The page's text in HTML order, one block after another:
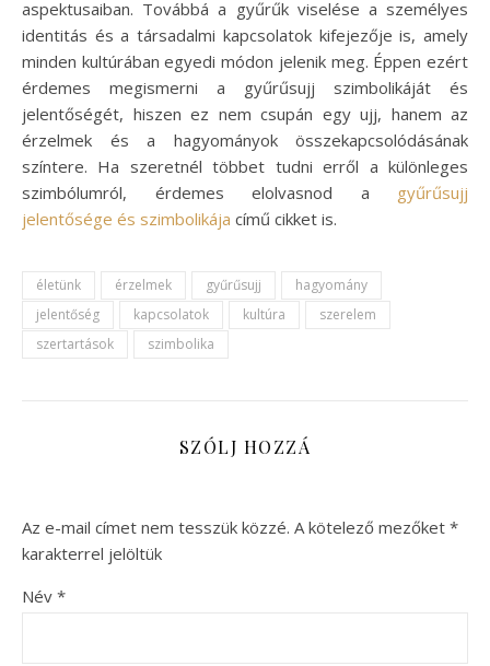
aspektusaiban. Továbbá a gyűrűk viselése a személyes
identitás és a társadalmi kapcsolatok kifejezője is, amely
minden kultúrában egyedi módon jelenik meg. Éppen ezért
érdemes megismerni a gyűrűsujj szimbolikáját és
jelentőségét, hiszen ez nem csupán egy ujj, hanem az
érzelmek és a hagyományok összekapcsolódásának
színtere. Ha szeretnél többet tudni erről a különleges
szimbólumról, érdemes elolvasnod a gyűrűsujj
jelentősége és szimbolikája című cikket is.
életünk érzelmek gyűrűsujj
hagyomány
jelentőség
kapcsolatok kultúra
szerelem
szertartások
szimbolika
SZÓLJ HOZZÁ
Az e-mail címet nem tesszük közzé. A kötelező mezőket *
karakterrel jelöltük
Név *